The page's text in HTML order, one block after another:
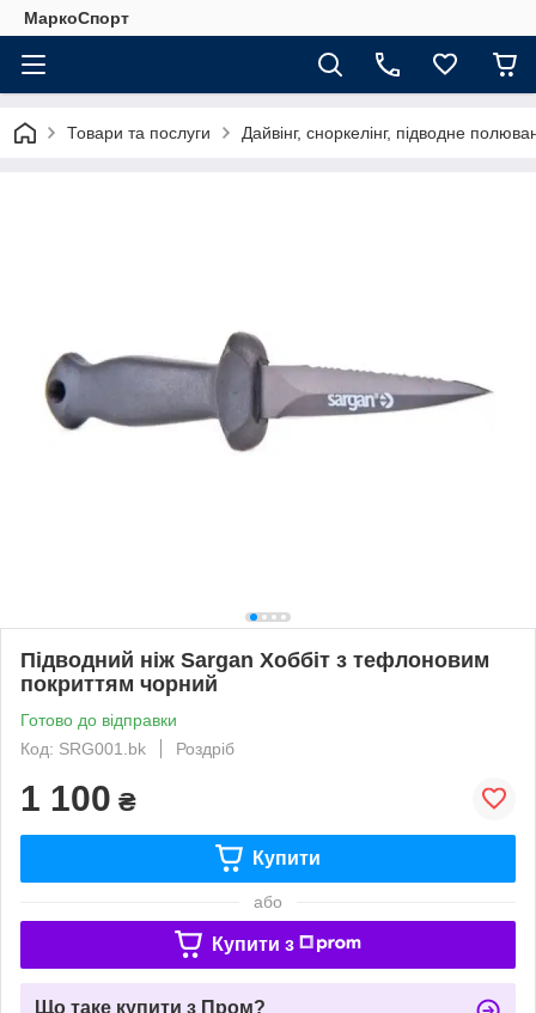
МаркоСпорт
Товари та послуги Дайвінг, сноркелінг, підводне
Підводний ніж Sargan Хоббіт з тефлоновим
покриттям чорний
Готово до відправки
Код: SRG001.bk
Роздріб
1 100 ₴
Купити
або
Купити з
Що таке купити з Пром?